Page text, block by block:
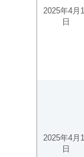
2025年4月
日
2025年4月
日